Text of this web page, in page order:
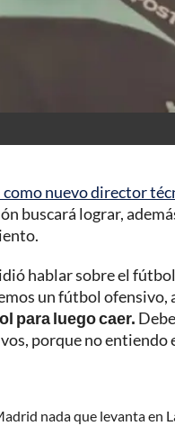
nuevo director
buscará lograr,
hablar sobre el
un fútbol ofensivo,
para luego caer.
porque no entiendo
nada que levanta en